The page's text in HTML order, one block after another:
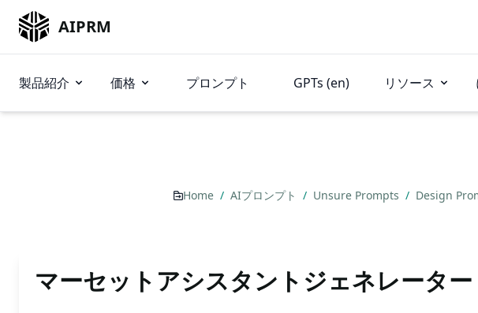
AIPRM
製品紹介 価格 プロンプト GPTs (en) リソース
Home / AIプロンプト / Unsure Prompts / Design
マーセットアシスタントジェネレーター